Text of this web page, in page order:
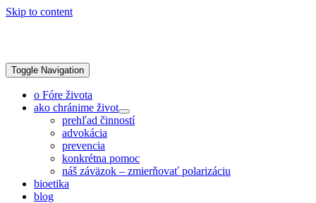
Skip to content
Toggle Navigation
o Fóre života
ako chránime život
prehľad činností
advokácia
prevencia
konkrétna pomoc
náš záväzok – zmierňovať polarizáciu
bioetika
blog